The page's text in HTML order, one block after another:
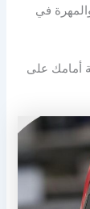
في
أمامك على